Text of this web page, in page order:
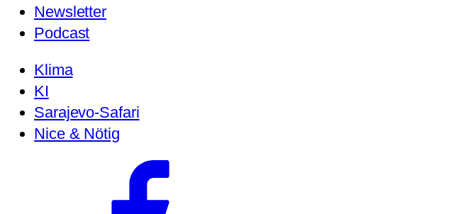
Newsletter
Podcast
Klima
KI
Sarajevo-Safari
Nice & Nötig